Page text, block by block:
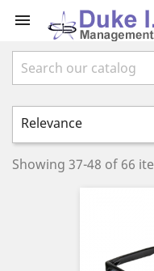

Relevance
Showing 37-48 of 66